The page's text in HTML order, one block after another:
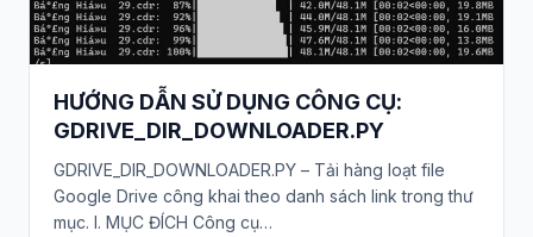
HƯỚNG DẪN SỬ DỤNG CÔNG CỤ:
GDRIVE_DIR_DOWNLOADER.PY
GDRIVE_DIR_DOWNLOADER.PY – Tải hàng loạt file
Google Drive công khai theo danh sách link trong thư
mục. I. MỤC ĐÍCH Công cụ…